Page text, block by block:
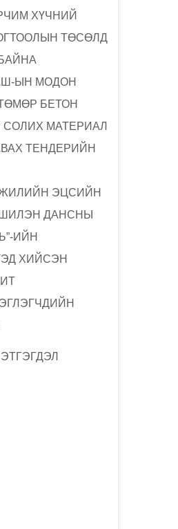
ХҮЧНИЙ
ТӨСӨЛД
ЫН МОДОН
БЕТОН
СОЛИХ МАТЕРИАЛ
ТЕНДЕРИЙН
ЖИЛИЙН ЭЦСИЙН
ДАНСНЫ
ИЙН
ХИЙСЭН